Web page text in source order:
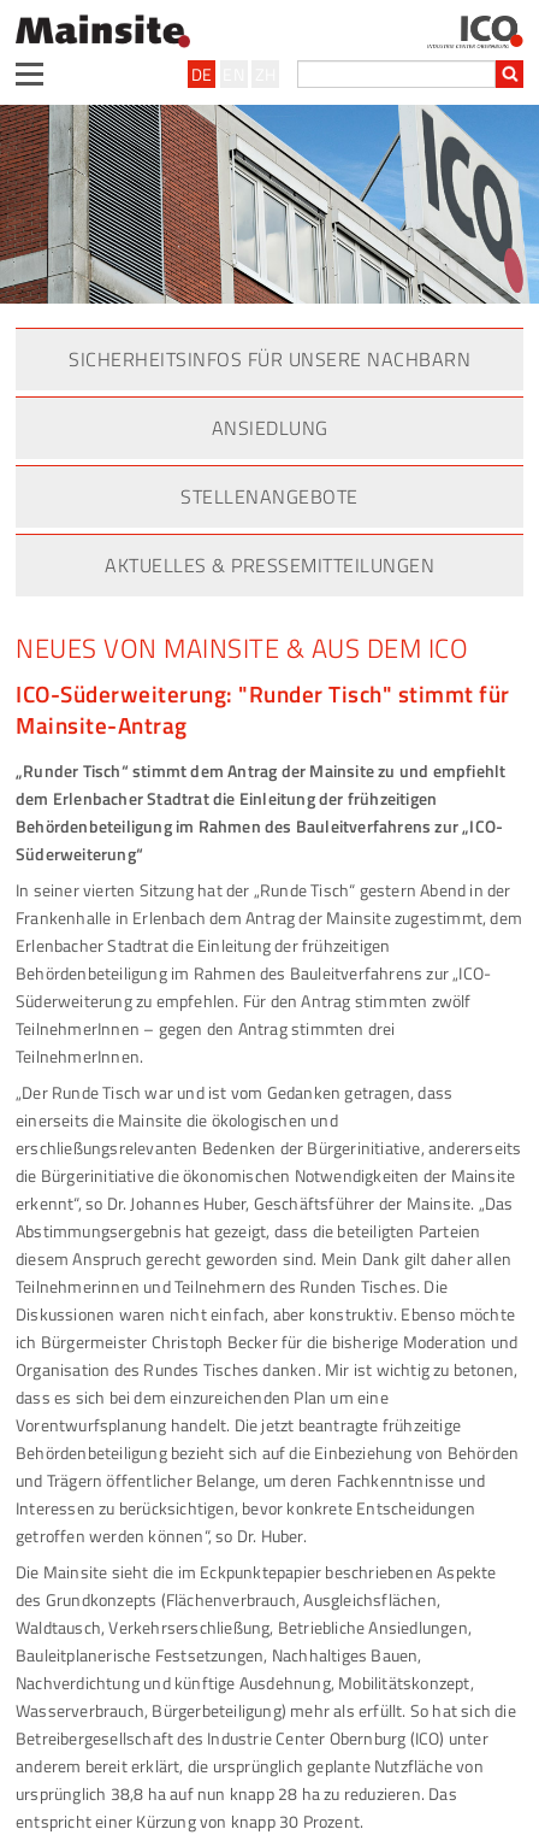
DE
SICHERHEITSINFOS FÜR UNSERE NACHBARN
ANSIEDLUNG
STELLENANGEBOTE
AKTUELLES & PRESSEMITTEILUNGEN
NEUES VON MAINSITE & AUS DEM ICO
ICO-Süderweiterung: "Runder Tisch" stimmt für
Mainsite-Antrag
„Runder Tisch“ stimmt dem Antrag der Mainsite zu und empfiehlt
dem Erlenbacher Stadtrat die Einleitung der frühzeitigen
Behördenbeteiligung im Rahmen des Bauleitverfahrens zur „ICO-
Süderweiterung“
In seiner vierten Sitzung hat der „Runde Tisch“ gestern Abend in der
Frankenhalle in Erlenbach dem Antrag der Mainsite zugestimmt, dem
Erlenbacher Stadtrat die Einleitung der frühzeitigen
Behördenbeteiligung im Rahmen des Bauleitverfahrens zur „ICO-
Süderweiterung zu empfehlen. Für den Antrag stimmten zwölf
TeilnehmerInnen – gegen den Antrag stimmten drei
TeilnehmerInnen.
„Der Runde Tisch war und ist vom Gedanken getragen, dass
einerseits die Mainsite die ökologischen und
erschließungsrelevanten Bedenken der Bürgerinitiative, andererseits
die Bürgerinitiative die ökonomischen Notwendigkeiten der Mainsite
erkennt“, so Dr. Johannes Huber, Geschäftsführer der Mainsite. „Das
Abstimmungsergebnis hat gezeigt, dass die beteiligten Parteien
diesem Anspruch gerecht geworden sind. Mein Dank gilt daher allen
Teilnehmerinnen und Teilnehmern des Runden Tisches. Die
Diskussionen waren nicht einfach, aber konstruktiv. Ebenso möchte
ich Bürgermeister Christoph Becker für die bisherige Moderation und
Organisation des Rundes Tisches danken. Mir ist wichtig zu betonen,
dass es sich bei dem einzureichenden Plan um eine
Vorentwurfsplanung handelt. Die jetzt beantragte frühzeitige
Behördenbeteiligung bezieht sich auf die Einbeziehung von Behörden
und Trägern öffentlicher Belange, um deren Fachkenntnisse und
Interessen zu berücksichtigen, bevor konkrete Entscheidungen
getroffen werden können“, so Dr. Huber.
Die Mainsite sieht die im Eckpunktepapier beschriebenen Aspekte
des Grundkonzepts (Flächenverbrauch, Ausgleichsflächen,
Waldtausch, Verkehrserschließung, Betriebliche Ansiedlungen,
Bauleitplanerische Festsetzungen, Nachhaltiges Bauen,
Nachverdichtung und künftige Ausdehnung, Mobilitätskonzept,
Wasserverbrauch, Bürgerbeteiligung) mehr als erfüllt. So hat sich die
Betreibergesellschaft des Industrie Center Obernburg (ICO) unter
anderem bereit erklärt, die ursprünglich geplante Nutzfläche von
ursprünglich 38,8 ha auf nun knapp 28 ha zu reduzieren. Das
entspricht einer Kürzung von knapp 30 Prozent.